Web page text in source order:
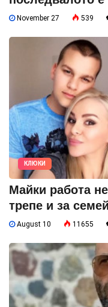
November 27 539
КЛЮКИ
Майки работа
трепе и за
August 10 11655